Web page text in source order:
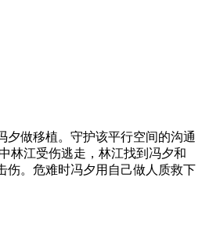
做移植。守护该平行空间的沟通
林江受伤逃走，林江找到冯夕和
伤。危难时冯夕用自己做人质救下